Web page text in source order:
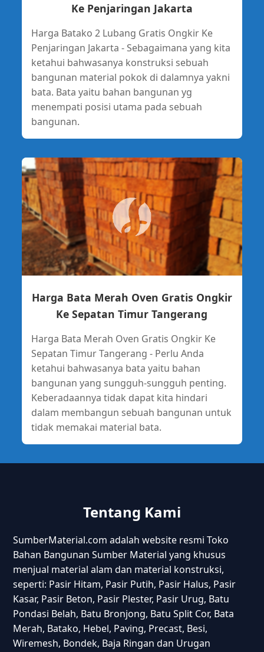
Ke Penjaringan Jakarta
Harga Batako 2 Lubang Gratis Ongkir Ke
Penjaringan Jakarta - Sebagaimana yang kita
ketahui bahwasanya konstruksi sebuah
bangunan material pokok di dalamnya yakni
bata. Bata yaitu bahan bangunan yg
menempati posisi utama pada sebuah
bangunan.
Harga Bata Merah Oven Gratis Ongkir
Ke Sepatan Timur Tangerang
Harga Bata Merah Oven Gratis Ongkir Ke
Sepatan Timur Tangerang - Perlu Anda
ketahui bahwasanya bata yaitu bahan
bangunan yang sungguh-sungguh penting.
Keberadaannya tidak dapat kita hindari
dalam membangun sebuah bangunan untuk
tidak memakai material bata.
Tentang Kami
SumberMaterial.com adalah website resmi Toko
Bahan Bangunan Sumber Material yang khusus
menjual material alam dan material konstruksi,
seperti: Pasir Hitam, Pasir Putih, Pasir Halus, Pasir
Kasar, Pasir Beton, Pasir Plester, Pasir Urug, Batu
Pondasi Belah, Batu Bronjong, Batu Split Cor, Bata
Merah, Batako, Hebel, Paving, Precast, Besi,
Wiremesh, Bondek, Baja Ringan dan Urugan